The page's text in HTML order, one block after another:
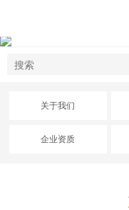
关于我们
企业资质